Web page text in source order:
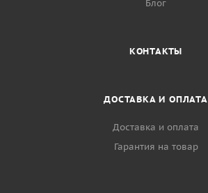
Блог
КОНТАКТЫ
ДОСТАВКА И ОПЛАТА
Доставка и оплата
Гарантия на товар